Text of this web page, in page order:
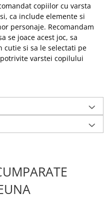
copiilor cu varsta
ca include elemente si
personaje. Recomandam
se joace acest joc, sa
si sa le selectati pe
varstei copilului